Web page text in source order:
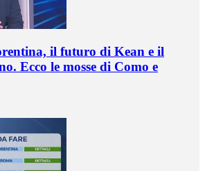
il futuro di Kean e il
Ecco le mosse di Como e